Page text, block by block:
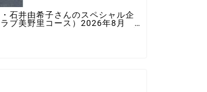
石井由希子さんのスペシャル企
ブ美野里コース）2026年8月 ♯
フ